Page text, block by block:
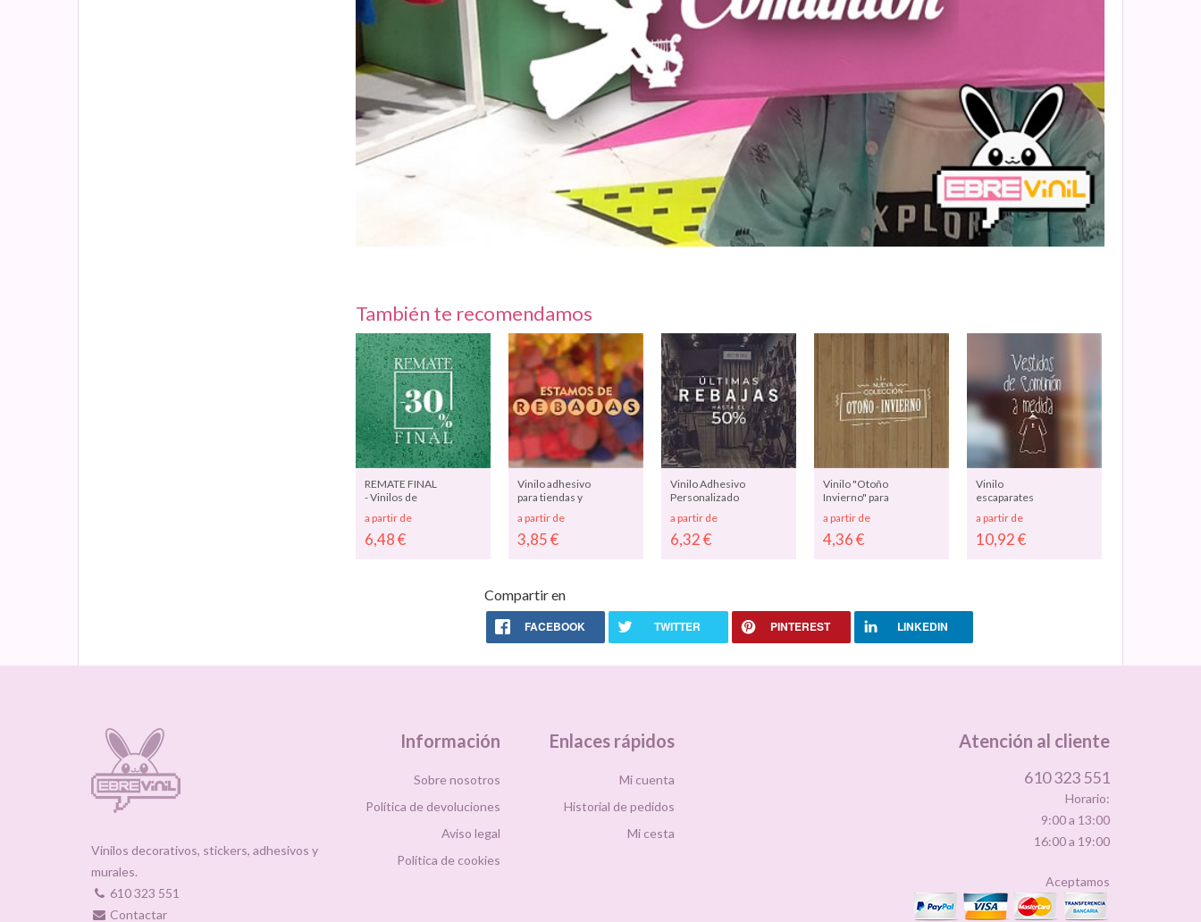
También te recomendamos
REMATE FINAL
- Vinilos de
rebajas y
carteles de
rebajas
personalizados
a partir de
6,48€
Vinilo adhesivo
para tiendas y
comercios
"estamos de
rebajas" -
Vinilos online,
personalizados
adhesivos
a partir de
3,85€
Vinilo Adhesivo
Personalizado
de Corte con
Texto
"ÚLTIMAS
REBAJAS"09033
a partir de
6,32€
Vinilo "Otoño
Invierno" para
Escaparate -
Corte por
Plóter - Negro,
Blanco o Color
a partir de
4,36€
Vinilo
escaparates
tiendas
"Vestidos a
comunión a
medida", vinilos
a partir de
10,92€
Compartir en
FACEBOOK TWITTER PINTEREST LINKEDIN
Vinilos decorativos, stickers, adhesivos y
murales.
610 323 551
Contactar
Información
Sobre nosotros
Política de devoluciones
Aviso legal
Política de cookies
Enlaces rápidos
Mi cuenta
Historial de pedidos
Mi cesta
Atención al cliente
610 323 551
Horario:
9:00 a 13:00
16:00 a 19:00
Aceptamos